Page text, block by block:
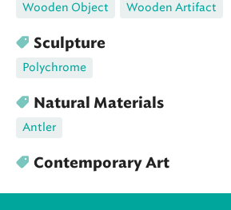
Wooden Object
Wooden Artifact
Sculpture
Polychrome
Natural Materials
Antler
Contemporary Art